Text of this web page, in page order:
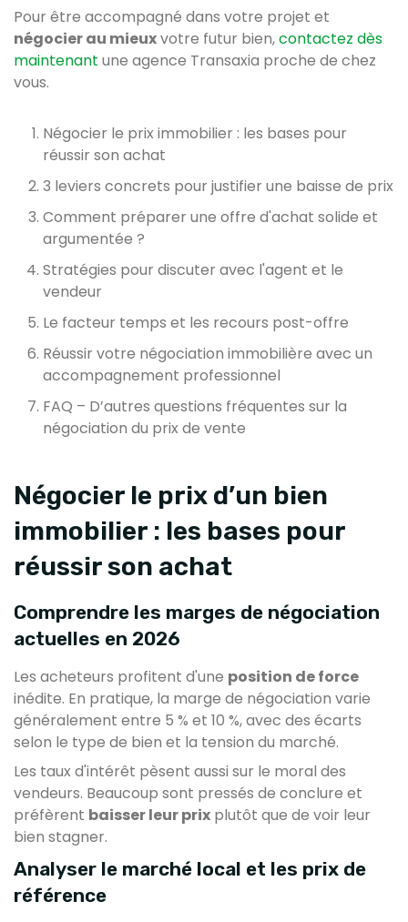
Pour être accompagné dans votre projet et
négocier au mieuxvotre futur bien,contactez dès
maintenant une agence Transaxia proche de chez
vous.
Négocier le prix immobilier : les bases pour
réussir son achat
3 leviers concrets pour justifier une baisse de prix
Comment préparer une offre d'achat solide et
argumentée ?
Stratégies pour discuter avec l'agent et le
vendeur
Le facteur temps et les recours post-offre
Réussir votre négociation immobilière avec un
accompagnement professionnel
FAQ – D’autres questions fréquentes sur la
négociation du prix de vente
Négocier le prix d’un bien
immobilier : les bases pour
réussir son achat
Comprendre les marges de négociation
actuelles en 2026
Les acheteurs profitent d'une position de force
inédite. En pratique, la marge de négociation varie
généralement entre 5 % et 10 %, avec des écarts
selon le type de bien et la tension du marché.
Les taux d'intérêt pèsent aussi sur le moral des
vendeurs. Beaucoup sont pressés de conclure et
préfèrent baisser leur prix plutôt que de voir leur
bien stagner.
Analyser le marché local et les prix de
référence